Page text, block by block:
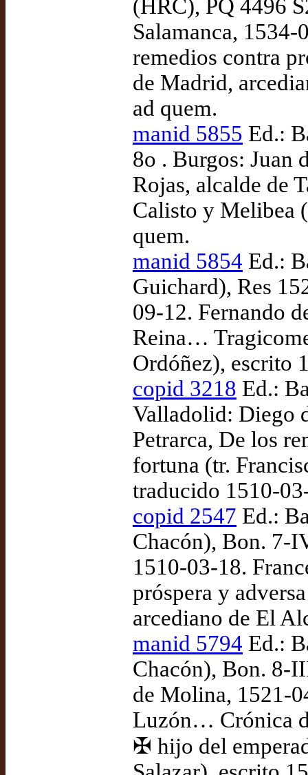
(HRC), PQ 4496
Salamanca, 1534-
remedios contra
de Madrid,
ad quem.
manid 5855 Ed.:
8o . Burgos: Juan
Rojas, alcalde de
Calisto y Melibea
quem.
manid 5854 Ed.:
Guichard), Res
09-12. Fernando
Reina…
Ordóñez), escrito
copid 3218 Ed.:
Valladolid: Diego
Petrarca, De los
fortuna (tr.
traducido 1510-
copid 2547 Ed.:
Chacón), Bon. 7-
1510-03-18.
próspera y
arcediano de El
manid 5794 Ed.:
Chacón), Bon. 8-
de Molina, 1521-
Luzón… Crónica
✠ hijo del